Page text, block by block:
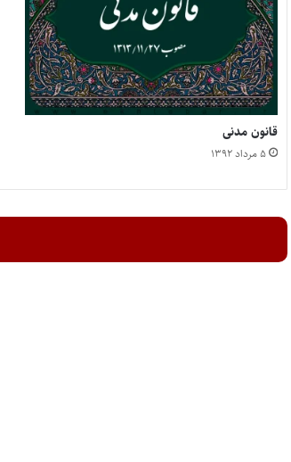
قانون مدنی
۵ مرداد ۱۳۹۲